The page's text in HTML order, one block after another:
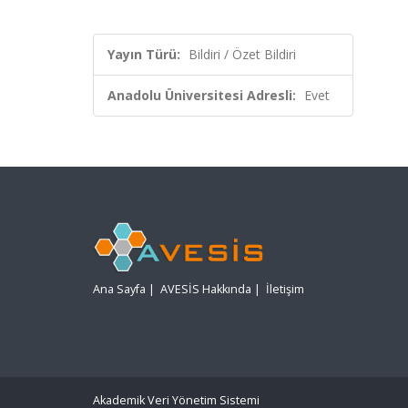
Yayın Türü: Bildiri / Özet Bildiri
Anadolu Üniversitesi Adresli: Evet
Ana Sayfa | AVESİS Hakkında | İletişim
Akademik Veri Yönetim Sistemi